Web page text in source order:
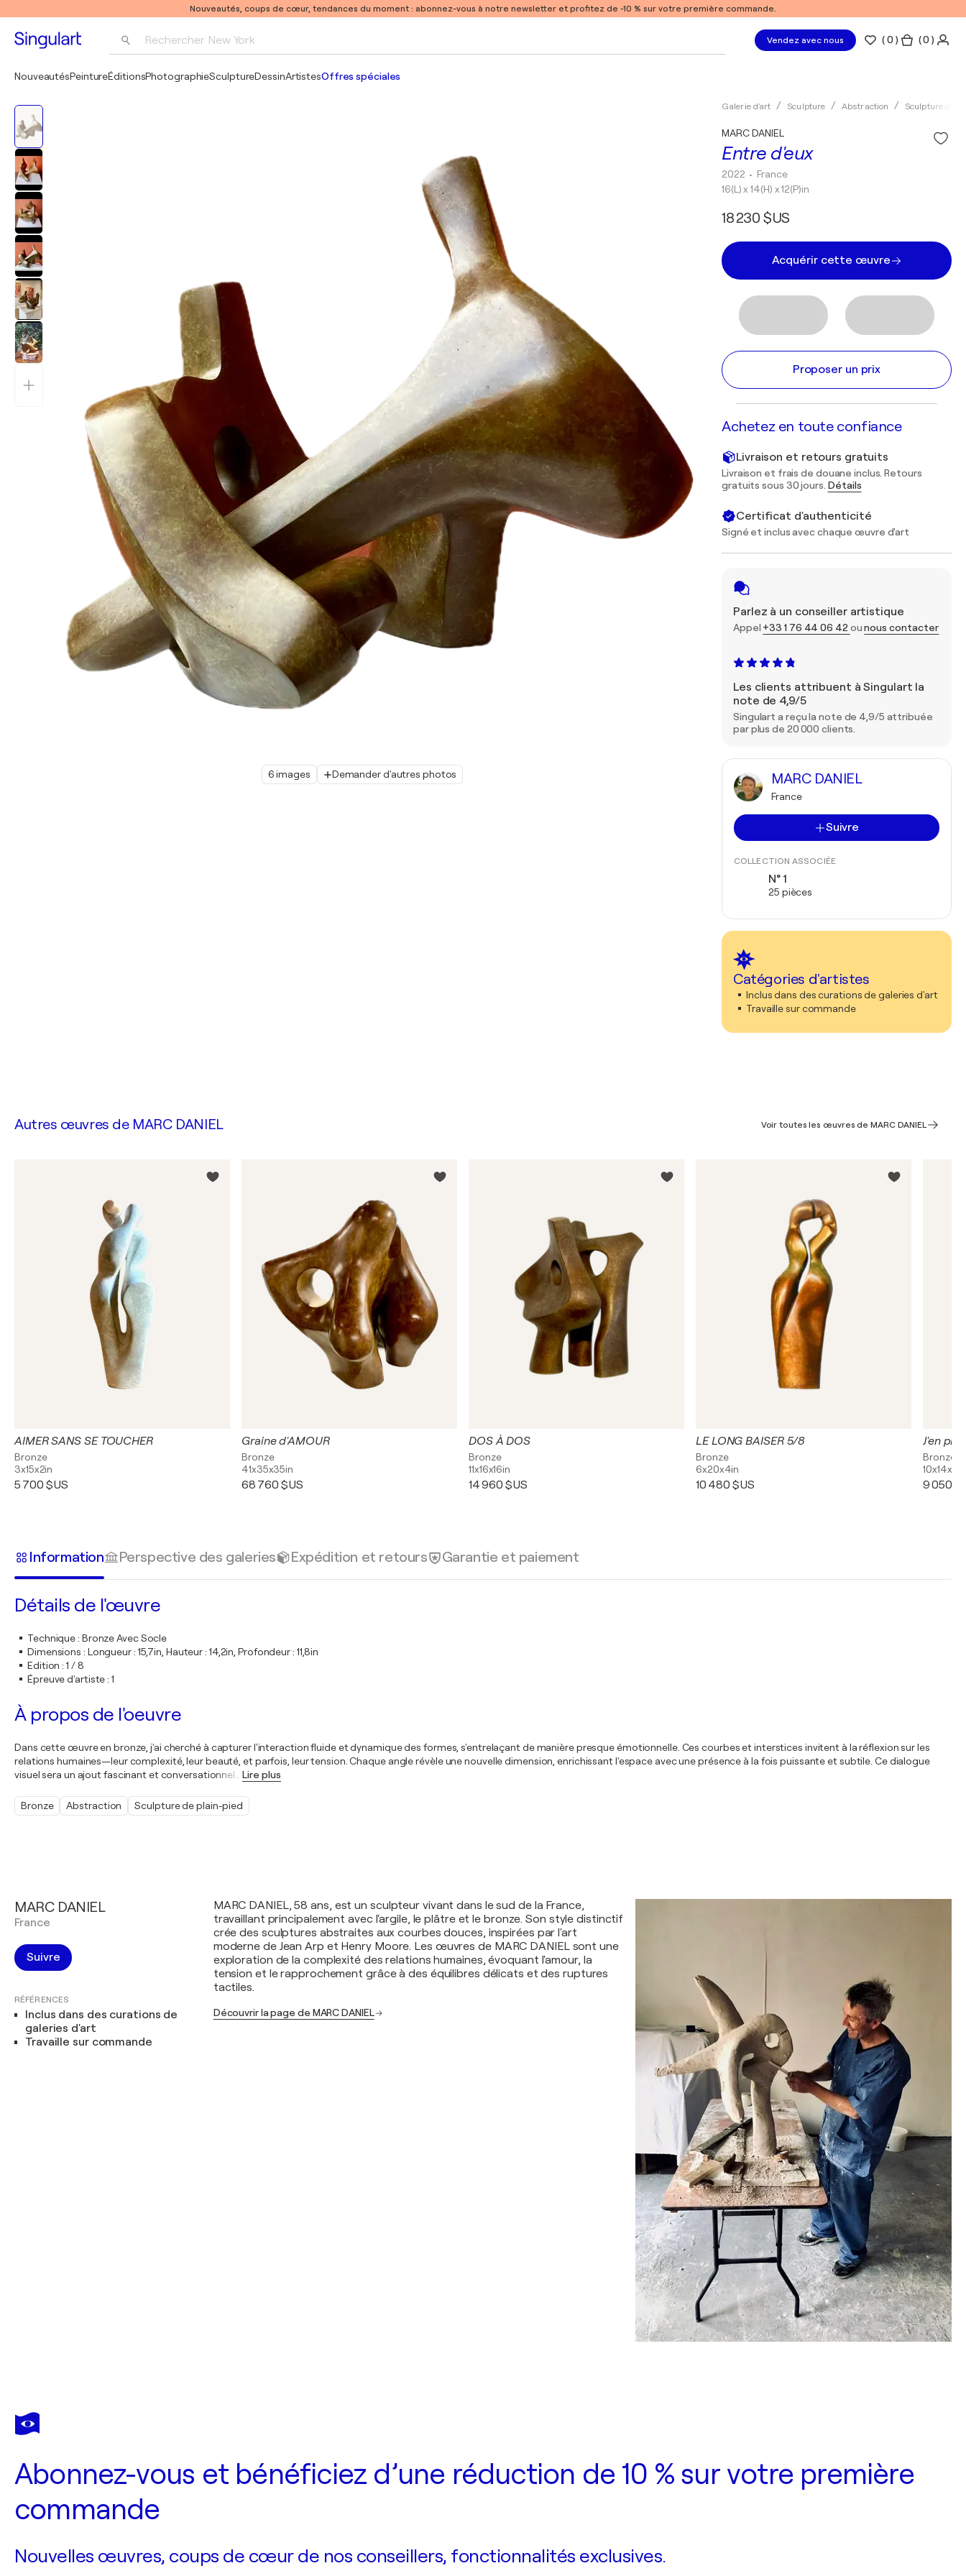
Nouveautés, coups de cœur, tendances du moment : abonnez-vous à notre newsletter et profitez de -10 % sur votre première commande.
Rechercher New York Vendez avec nous (0 ) ( 0 )
NouveautésPeintureÉditionsPhotographieSculptureDessinArtistesOffres spéciales
6 images Demander d'autres photos
Galerie d'art Sculpture Abstraction Sculpture de
Entre d'eux
MARC DANIEL
2022 • France
16(L) x 14(H) x 12(P)in
18 230 $US
Acquérir cette œuvre
Proposer un prix
Achetez en toute confiance
Livraison et retours gratuits
Livraison et frais de douane inclus. Retours
gratuits sous 30 jours. Détails
Certificat d'authenticité
Signé et inclus avec chaque œuvre d'art
Parlez à un conseiller artistique
Appel +33 1 76 44 06 42 ounous contacter
Les clients attribuent à Singulart la
note de 4,9/5
Singulart a reçu la note de 4,9/5 attribuée
par plus de 20 000 clients.
MARC DANIEL
France
Suivre
COLLECTION ASSOCIÉE
N° 1
25 pièces
Catégories d'artistes
Inclus dans des curations de galeries d'art
Travaille sur commande
Autres œuvres de MARC DANIEL Voir toutes les œuvres de MARC DANIEL
AIMER SANS SE TOUCHER
Bronze
3x15x2in
5 700 $US
Graine d'AMOUR
Bronze
41x35x35in
68 760 $US
DOS À DOS
Bronze
11x16x16in
14 960 $US
LE LONG BAISER 5/8
Bronze
6x20x4in
10 480 $US
J'en
Bronze
10x14x9in
9 050
Information Perspective des galeries Expédition et retours Garantie et paiement
Détails de l'œuvre
Technique: Bronze Avec Socle
Dimensions : Longueur : 15,7in, Hauteur : 14,2in, Profondeur : 11,8in
Edition :1 / 8
Épreuve d'artiste:1
À propos de l'oeuvre
Dans cette œuvre en bronze, j'ai cherché à capturer l'interaction fluide et dynamique des formes, s'entrelaçant de manière presque émotionnelle. Ces courbes et interstices invitent à la réflexion sur les
relations humaines—leur complexité, leur beauté, et parfois, leur tension. Chaque angle révèle une nouvelle dimension, enrichissant l'espace avec une présence à la fois puissante et subtile. Ce dialogue
visuel sera un ajout fascinant et conversationnel
Lire plus
Bronze Abstraction Sculpture de plain-pied
MARC DANIEL
France
Suivre
RÉFÉRENCES
Inclus dans des curations de
galeries d'art
Travaille sur commande
MARC DANIEL, 58 ans, est un sculpteur vivant dans le sud de la France,
travaillant principalement avec l'argile, le plâtre et le bronze. Son style distinctif
crée des sculptures abstraites aux courbes douces, inspirées par l'art
moderne de Jean Arp et Henry Moore. Les œuvres de MARC DANIEL sont une
exploration de la complexité des relations humaines, évoquant l'amour, la
tension et le rapprochement grâce à des équilibres délicats et des ruptures
tactiles.
Découvrir la page de MARC DANIEL
Abonnez-vous et bénéficiez d’une réduction de 10 % sur votre première
commande
Nouvelles œuvres, coups de cœur de nos conseillers, fonctionnalités exclusives.